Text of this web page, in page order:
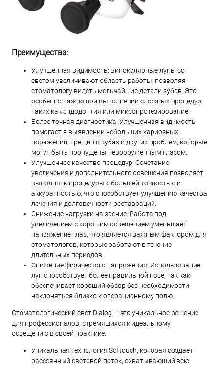
Преимущества:
Улучшенная видимость: Бинокулярные лупы со
светом увеличивают область работы, позволяя
стоматологу видеть мельчайшие детали зубов. Это
особенно важно при выполнении сложных процедур,
таких как эндодонтия или микропротезирование.
Более точная диагностика: Улучшенная видимость
помогает в выявлении небольших кариозных
поражений, трещин в зубах и других проблем, которые
могут быть пропущены невооруженным глазом.
Улучшенное качество процедур: Сочетание
увеличения и дополнительного освещения позволяет
выполнять процедуры с большей точностью и
аккуратностью, что способствует улучшению качества
лечения и долговечности реставраций.
Снижение нагрузки на зрение: Работа под
увеличением с хорошим освещением уменьшает
напряжение глаз, что является важным фактором для
стоматологов, которые работают в течение
длительных периодов.
Снижение физического напряжения: Использование
луп способствует более правильной позе, так как
обеспечивает хороший обзор без необходимости
наклоняться близко к операционному полю.
Стоматологический свет Dialog — это уникальное решение
для профессионалов, стремящихся к идеальному
освещению в своей практике.
Уникальная технология Softouch, которая создает
рассеянный световой поток, охватывающий всю